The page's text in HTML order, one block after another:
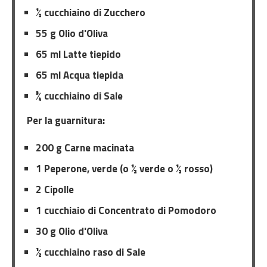
½ cucchiaino di Zucchero
55 g Olio d'Oliva
65 ml Latte tiepido
65 ml Acqua tiepida
¾ cucchiaino di Sale
Per la guarnitura:
200 g Carne macinata
1 Peperone, verde (o ½ verde o ½ rosso)
2 Cipolle
1 cucchiaio di Concentrato di Pomodoro
30 g Olio d'Oliva
½ cucchiaino raso di Sale